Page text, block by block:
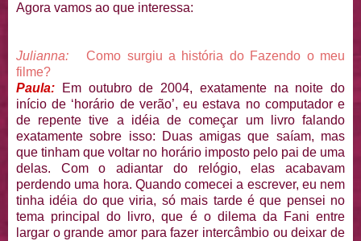
Agora vamos ao que interessa:
Julianna:
Como surgiu a história do Fazendo o meu
filme?
Paula: Em outubro de 2004, exatamente na noite do
início de ‘horário de verão’, eu estava no computador e
de repente tive a idéia de começar um livro falando
exatamente sobre isso: Duas amigas que saíam, mas
que tinham que voltar no horário imposto pelo pai de uma
delas. Com o adiantar do relógio, elas acabavam
perdendo uma hora. Quando comecei a escrever, eu nem
tinha idéia do que viria, só mais tarde é que pensei no
tema principal do livro, que é o dilema da Fani entre
largar o grande amor para fazer intercâmbio ou deixar de